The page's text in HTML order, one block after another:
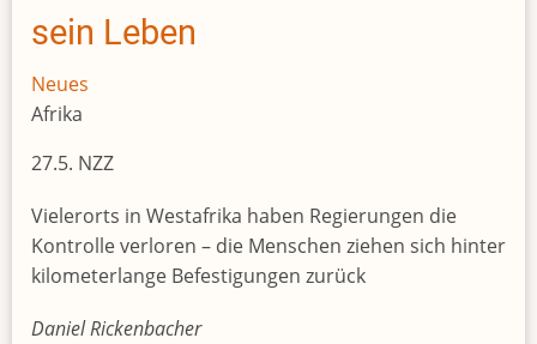
sein Leben
Neues
Afrika
27.5. NZZ
Vielerorts in Westafrika haben Regierungen die
Kontrolle verloren – die Menschen ziehen sich hinter
kilometerlange Befestigungen zurück
Daniel Rickenbacher